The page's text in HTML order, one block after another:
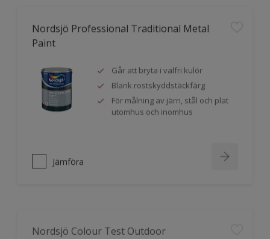
Nordsjö Professional Traditional Metal
Paint
Går att bryta i valfri kulör
Blank rostskyddstäckfärg
För målning av järn, stål och plat
utomhus och inomhus
Jämföra